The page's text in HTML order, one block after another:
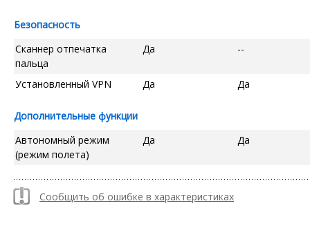
Безопасность
Сканнер отпечатка
пальца
Да --
Установленный VPN Да Да
Дополнительные функции
Автономный режим
(режим полета)
Да Да
Сообщить об ошибке в характеристиках